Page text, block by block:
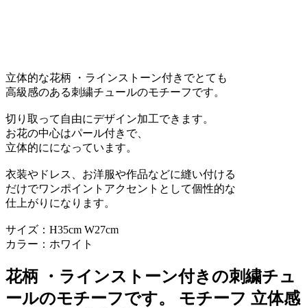
立体的な花柄 ・ラインストーン付きでとても
高級感のある刺繍チュールのモチーフです。
切り取って自由にデザイン加工できます。
お花の中心はパール付きで、
立体的にになっています。
衣装やドレス、お洋服や作品などに縫い付ける
だけでワンポイントアクセントとして個性的な
仕上がりになります。
サイズ：H35cm W27cm
カラー：ホワイト
花柄 ・ラインストーン付きの刺繍チュ
ールのモチーフです。 モチーフ 立体感